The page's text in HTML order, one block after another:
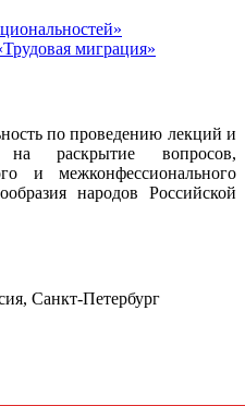
миграция»
по проведению лекций и
на раскрытие вопросов,
и межконфессионального
народов Российской
Санкт-Петербург